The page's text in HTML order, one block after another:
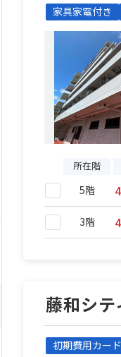
家具家電付き
所在階
5階
3階
藤和シ
初期費用カー